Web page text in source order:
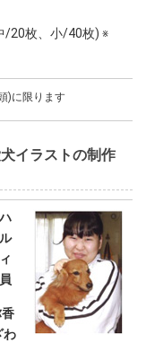
/20枚、小/40枚) ※
)に限ります
イラストの制作
わ